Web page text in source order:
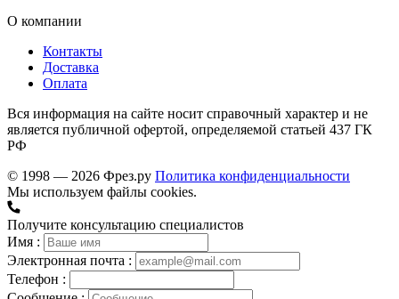
О компании
Контакты
Доставка
Оплата
Вся информация на сайте носит справочный характер и не
является публичной офертой, определяемой статьей 437 ГК
РФ
© 1998 — 2026 Фрез.ру Политика конфиденциальности
Мы используем файлы cookies.
Получите консультацию специалистов
Имя :
Электронная почта :
Телефон :